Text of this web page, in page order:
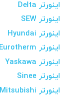
اینورتر Delta
اینورتر SEW
اینورتر Hyundai
اینورتر Eurotherm
اینورتر Yaskawa
اینورتر Sinee
اینورتر Mitsubishi